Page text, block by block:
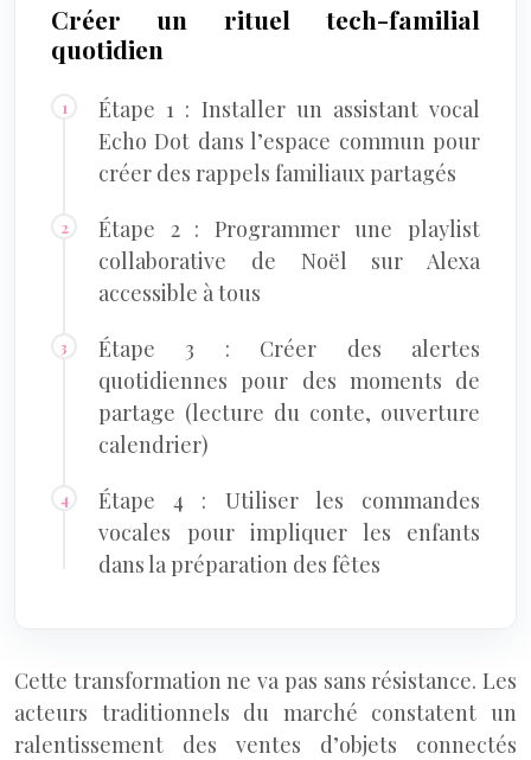
Créer un rituel tech-familial
quotidien
Étape 1 : Installer un assistant vocal
Echo Dot dans l’espace commun pour
créer des rappels familiaux partagés
Étape 2 : Programmer une playlist
collaborative de Noël sur Alexa
accessible à tous
Étape 3 : Créer des alertes
quotidiennes pour des moments de
partage (lecture du conte, ouverture
calendrier)
Étape 4 : Utiliser les commandes
vocales pour impliquer les enfants
dans la préparation des fêtes
Cette transformation ne va pas sans résistance. Les
acteurs traditionnels du marché constatent un
ralentissement des ventes d’objets connectés